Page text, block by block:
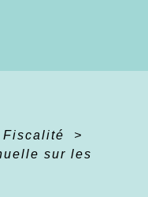
Fiscalité
>
sur les